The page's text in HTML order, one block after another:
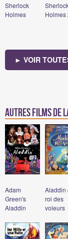
Sherlock
Holmes
Holmes
► VOIR
Autres films de
Adam
Green's
Aladdin
Aladdin
roi des
voleurs